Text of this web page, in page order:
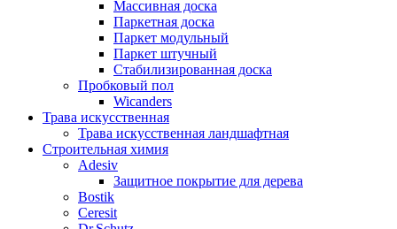
Массивная доска
Паркетная доска
Паркет модульный
Паркет штучный
Стабилизированная доска
Пробковый пол
Wicanders
Трава искусственная
Трава искусственная ландшафтная
Строительная химия
Adesiv
Защитное покрытие для дерева
Bostik
Ceresit